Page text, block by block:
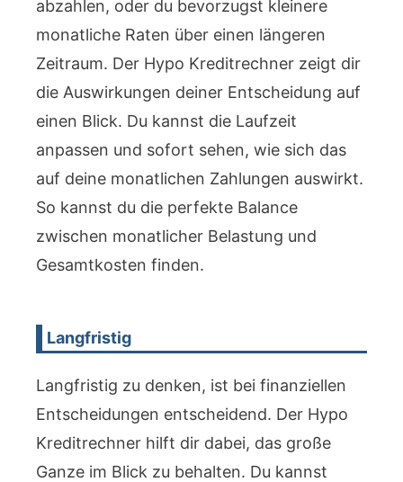
abzahlen, oder du bevorzugst kleinere
monatliche Raten über einen längeren
Zeitraum. Der Hypo Kreditrechner zeigt dir
die Auswirkungen deiner Entscheidung auf
einen Blick. Du kannst die Laufzeit
anpassen und sofort sehen, wie sich das
auf deine monatlichen Zahlungen auswirkt.
So kannst du die perfekte Balance
zwischen monatlicher Belastung und
Gesamtkosten finden.
Langfristig
Langfristig zu denken, ist bei finanziellen
Entscheidungen entscheidend. Der Hypo
Kreditrechner hilft dir dabei, das große
Ganze im Blick zu behalten. Du kannst